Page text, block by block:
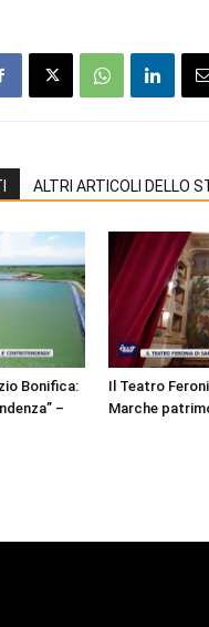
ALTRI ARTICOLI DELLO
Bonifica:
–
Il Teatro
Marche